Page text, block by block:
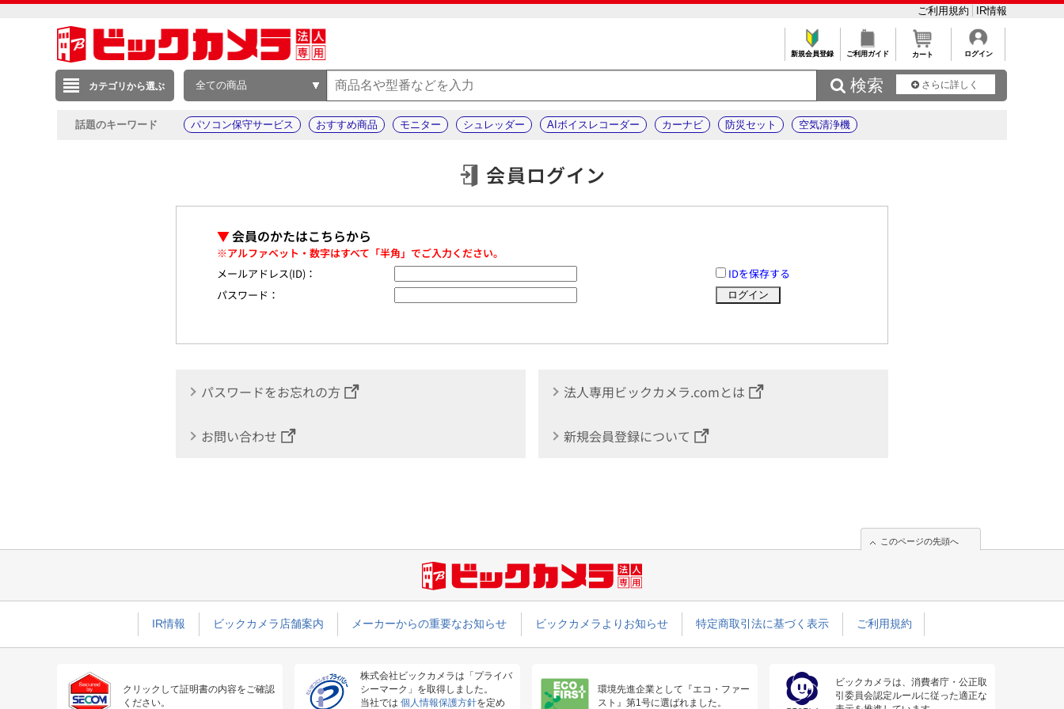
ご利用規約 IR情報
新規会員登録 ご利用ガイド カート ログイン
カテゴリから選ぶ 全ての商品  検索 さらに詳しく
話題のキーワード パソコン保守サービス おすすめ商品 モニター シュレッダー AIボイスレコーダー カーナビ 防災セット 空気清浄機
会員ログイン
▼会員のかたはこちらから
※アルファベット・数字はすべて「半角」でご入力ください。
メールアドレス(ID)：
IDを保存する
パスワード：
パスワードをお忘れの方 法人専用ビックカメラ.comとは
お問い合わせ 新規会員登録について
このページの先頭へ
IR情報 ビックカメラ店舗案内 メーカーからの重要なお知らせ ビックカメラよりお知らせ 特定商取引法に基づく表示 ご利用規約
クリックして証明書の内容をご確認
ください。
株式会社ビックカメラは「プライバ
シーマーク」を取得しました。
当社では 個人情報保護方針を定め
環境先進企業として『エコ・ファー
スト』第1号に選ばれました。
ビックカメラは、消費者庁・公正取
引委員会認定ルールに従った適正な